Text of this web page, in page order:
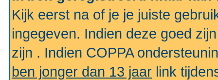
Kijk eerst na of je je juiste
ingegeven. Indien deze goed
zijn . Indien COPPA
ben jonger dan 13 jaar link